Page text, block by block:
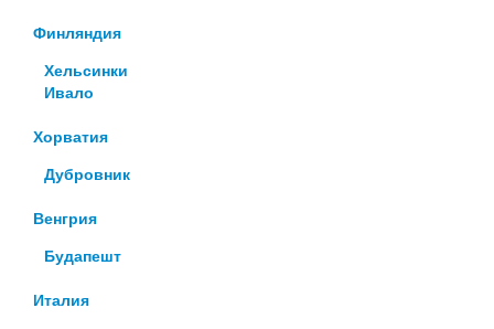
Финляндия
Хельсинки
Ивало
Хорватия
Дубровник
Венгрия
Будапешт
Италия